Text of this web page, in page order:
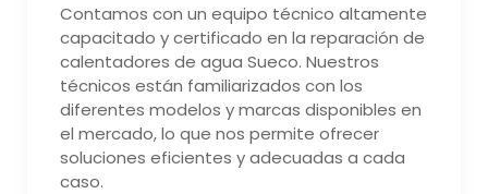
Contamos con un equipo técnico altamente
capacitado y certificado en la reparación de
calentadores de agua Sueco. Nuestros
técnicos están familiarizados con los
diferentes modelos y marcas disponibles en
el mercado, lo que nos permite ofrecer
soluciones eficientes y adecuadas a cada
caso.